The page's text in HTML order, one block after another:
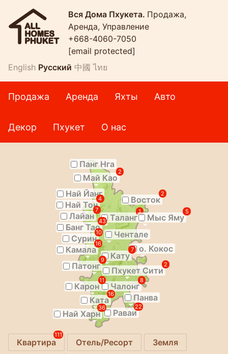
Вся Дома Пхукета. Продажа,
Аренда, Управление
+668-4060-7050
[email protected]
English Русский 中國 ไทย
Продажа Аренда Яхты Авто
Декор Пхукет О нас
Панг Нга
Май Као
2
Най Йанг
Восток
2
Най Тон
4
Лайан
7
Таланг
1
Банг Тао
43 Мыс Яму
5
Чентале
Сурин
10
Камала
16 о. Кокос
Кату
7
Патонг
9
Пхукет Сити
2
Чалонг
8
Карон
11
Панва
Ката
16
Раваи
22
Най Харн
36
Квартира
111
Отель/Ресорт Земля